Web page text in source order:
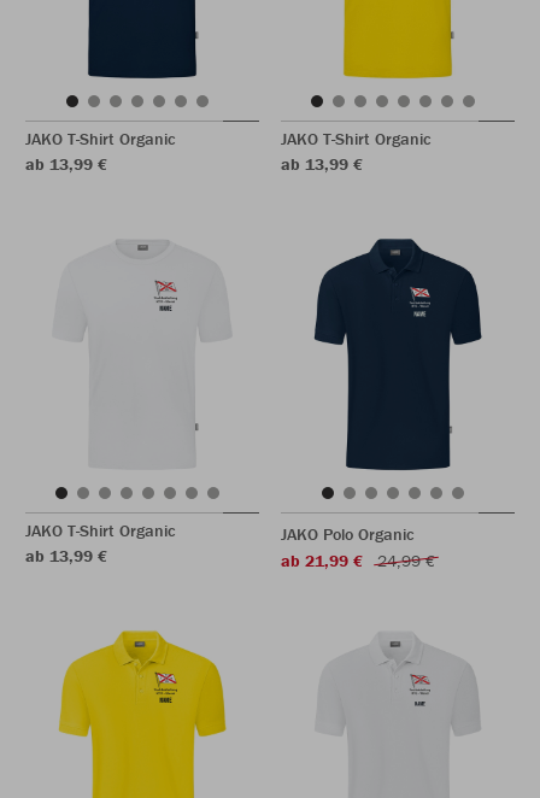
JAKO T-Shirt Organic
ab 13,99 €
JAKO T-Shirt Organic
ab 13,99 €
JAKO T-Shirt Organic
ab 13,99 €
JAKO Polo Organic
ab 21,99 €
24,99 €